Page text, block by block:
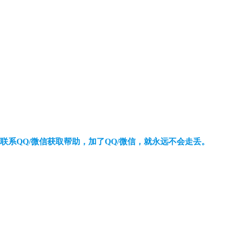
系QQ/微信获取帮助，加了QQ/微信，就永远不会走丢。